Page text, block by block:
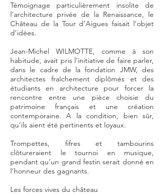
Témoignage particulièrement insolite de
l’architecture privée de la Renaissance, le
Château de la Tour d’Aigues faisait l’objet
d’idées.
Jean-Michel WILMOTTE, comme à son
habitude, avait pris l’initiative de faire parler,
dans le cadre de la fondation JMW, des
architectes fraîchement diplômés et des
étudiants en architecture pour forcer la
rencontre entre une pièce choisie du
patrimoine français et une création
contemporaine. A la condition, bien sûr,
qu’ils aient été pertinents et loyaux.
Trompettes, fifres et tambourins
clôtureraient le tournoi en musique,
pendant qu’un grand festin serait donné en
l’honneur des gagnants.
Les forces vives du château